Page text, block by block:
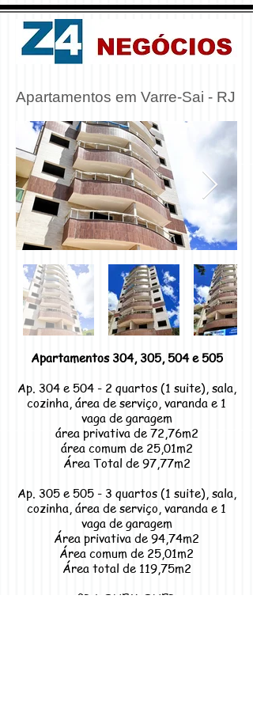
Apartamentos em Varre-Sai - RJ
Apartamentos 304, 305, 504 e 505
Ap. 304 e 504 - 2 quartos (1 suite), sala,
cozinha, área de serviço, varanda e 1
vaga de garagem
área privativa de 72,76m2
área comum de 25,01m2
Área Total de 97,77m2
Ap. 305 e 505 - 3 quartos (1 suite), sala,
cozinha, área de serviço, varanda e 1
vaga de garagem
Área privativa de 94,74m2
Área comum de 25,01m2
Área total de 119,75m2
PRA QUEM QUER